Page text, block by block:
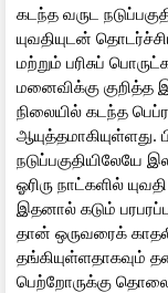
கடந்த வருட
யுவதியுடன்
மற்றும் பரிசுப்
மனைவிக்கு
நிலையில் கடந்த
ஓரிரு நாட்களில்
இதனால் கடும்
தான் ஒருவரைக்
பெற்றோருக்கு